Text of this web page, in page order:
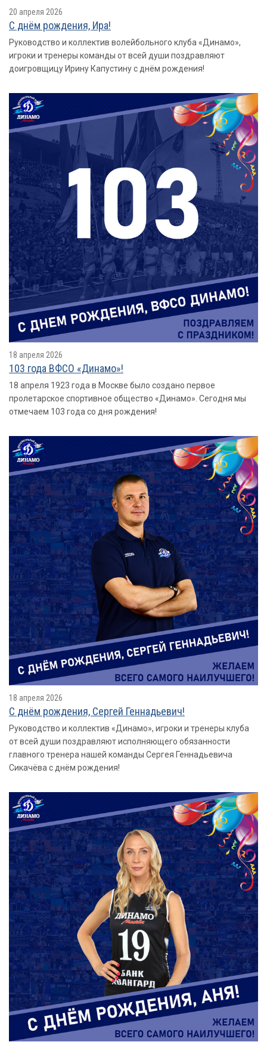
20 апреля 2026
С днём рождения, Ира!
Руководство и коллектив волейбольного клуба «Динамо»,
игроки и тренеры команды от всей души поздравляют
доигровщицу Ирину Капустину с днём рождения!
18 апреля 2026
103 года ВФСО «Динамо»!
18 апреля 1923 года в Москве было создано первое
пролетарское спортивное общество «Динамо». Сегодня мы
отмечаем 103 года со дня рождения!
18 апреля 2026
С днём рождения, Сергей Геннадьевич!
Руководство и коллектив «Динамо», игроки и тренеры клуба
от всей души поздравляют исполняющего обязанности
главного тренера нашей команды Сергея Геннадьевича
Сикачёва с днём рождения!